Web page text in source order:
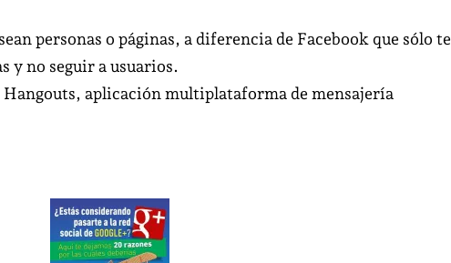
personas o páginas, a diferencia de Facebook que sólo te
y no seguir a usuarios.
aplicación multiplataforma de mensajería